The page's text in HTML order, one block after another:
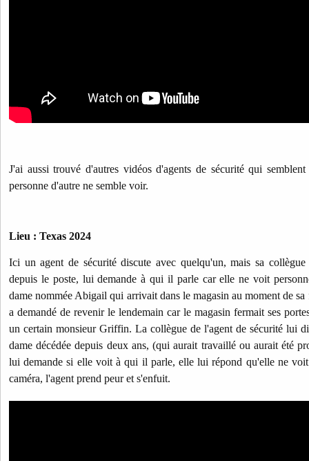
J'ai aussi trouvé d'autres vidéos d'agents de sécurité qui
personne d'autre ne semble voir.
Lieu : Texas 2024
Ici un agent de sécurité discute avec quelqu'un, mais sa
depuis le poste, lui demande à qui il parle car elle ne voit
dame nommée Abigail qui arrivait dans le magasin au moment de
a demandé de revenir le lendemain car le magasin fermait ses
un certain monsieur Griffin. La collègue de l'agent de sécurité lui
dame décédée depuis deux ans, (qui aurait travaillé ou aurait été
lui demande si elle voit à qui il parle, elle lui répond qu'elle ne voit
caméra, l'agent prend peur et s'enfuit.